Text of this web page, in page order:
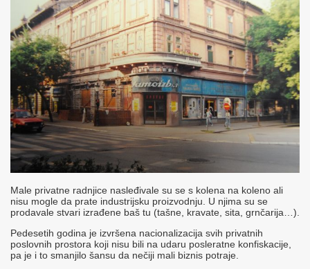
Male privatne radnjice nasleđivale su se s kolena na koleno ali
nisu mogle da prate industrijsku proizvodnju. U njima su se
prodavale stvari izrađene baš tu (tašne, kravate, sita, grnčarija…).
Pedesetih godina je izvršena nacionalizacija svih privatnih
poslovnih prostora koji nisu bili na udaru posleratne konfiskacije,
pa je i to smanjilo šansu da nečiji mali biznis potraje.